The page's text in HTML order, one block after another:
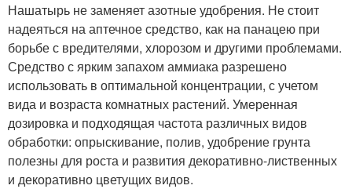
Нашатырь не заменяет азотные удобрения. Не стоит
надеяться на аптечное средство, как на панацею при
борьбе с вредителями, хлорозом и другими проблемами.
Средство с ярким запахом аммиака разрешено
использовать в оптимальной концентрации, с учетом
вида и возраста комнатных растений. Умеренная
дозировка и подходящая частота различных видов
обработки: опрыскивание, полив, удобрение грунта
полезны для роста и развития декоративно-лиственных
и декоративно цветущих видов.